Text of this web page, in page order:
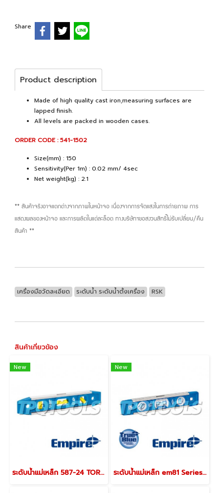
Share
Product description
Made of high quality cast iron,measuring surfaces are
lapped finish.
All levels are packed in wooden cases.
ORDER CODE : 541-1502
Size(mm) : 150
Sensitivity(Per 1m) : 0.02 mm/ 4sec
Net weight(kg) : 2.1
** สินค้าจริงอาจแตกต่างจากภาพในหน้าจอ เนื่องจากการจัดแสงในการถ่ายภาพ การ
แสดงผลของหน้าจอ และการผลิตในแต่ละล็อต ทางบริษัทฯขอสงวนสิทธิ์ไม่รับเปลี่ยน/คืน
สินค้า **
เครื่องมือวัดละเอียด ระดับน้ำ ระดับน้ำตั้งเครื่อง RSK
สินค้าเกี่ยวข้อง
New
ระดับน้ำแม่เหล็ก 587-24 TORPEDO LEVELS
New
ระดับน้ำแม่เหล็ก em81 Series I-BEAM LEVELS